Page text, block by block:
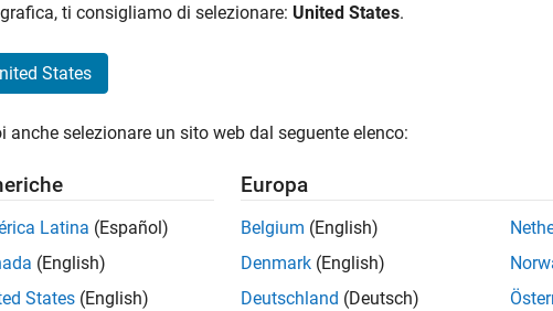
ti consigliamo di selezionare: United States.
States
anche selezionare un sito web dal seguente elenco:
Latina (Español)
(English)
States (English)
Europa
Belgium (English)
Denmark (English)
Deutschland (Deutsch)